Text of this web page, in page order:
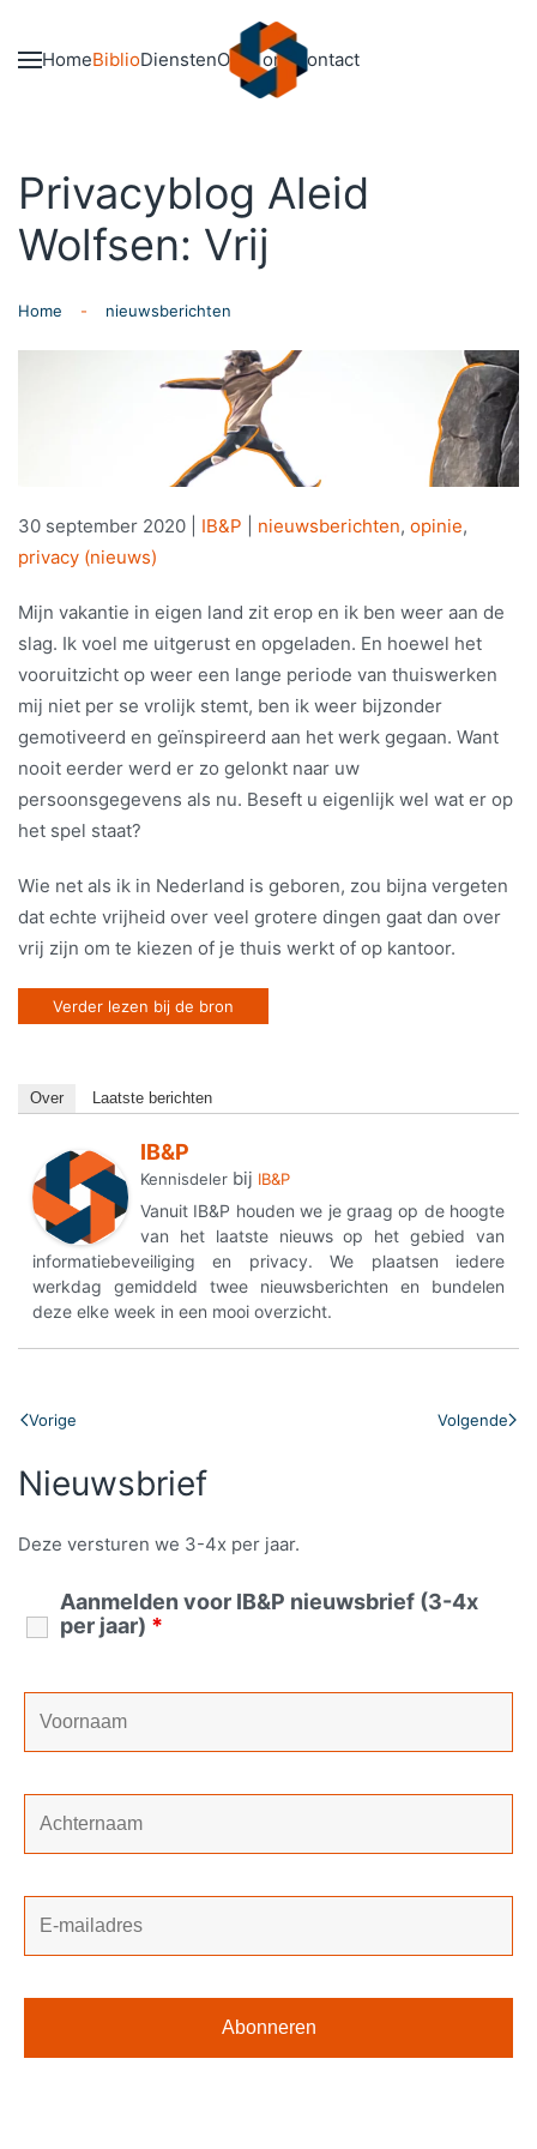
Skip to main content
HomeBiblioDienstenOver onsContact
Privacyblog Aleid
Wolfsen: Vrij
Home nieuwsberichten
30 september 2020 IB&P nieuwsberichten, opinie,
privacy (nieuws)
Mijn vakantie in eigen land zit erop en ik ben weer aan de
slag. Ik voel me uitgerust en opgeladen. En hoewel het
vooruitzicht op weer een lange periode van thuiswerken
mij niet per se vrolijk stemt, ben ik weer bijzonder
gemotiveerd en geïnspireerd aan het werk gegaan. Want
nooit eerder werd er zo gelonkt naar uw
persoonsgegevens als nu. Beseft u eigenlijk wel wat er op
het spel staat?
Wie net als ik in Nederland is geboren, zou bijna vergeten
dat echte vrijheid over veel grotere dingen gaat dan over
vrij zijn om te kiezen of je thuis werkt of op kantoor.
Verder lezen bij de bron
Over Laatste berichten
IB&P
Kennisdeler bij IB&P
Vanuit IB&P houden we je graag op de hoogte
van het laatste nieuws op het gebied van
informatiebeveiliging en privacy. We plaatsen iedere
werkdag gemiddeld twee nieuwsberichten en bundelen
deze elke week in een mooi overzicht.
Vorige Volgende
Nieuwsbrief
Deze versturen we 3-4x per jaar.
Aanmelden voor IB&P nieuwsbrief (3-4x
per jaar) *